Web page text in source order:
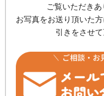
ご覧いただき
お写真をお送り頂いた
引きをさせて